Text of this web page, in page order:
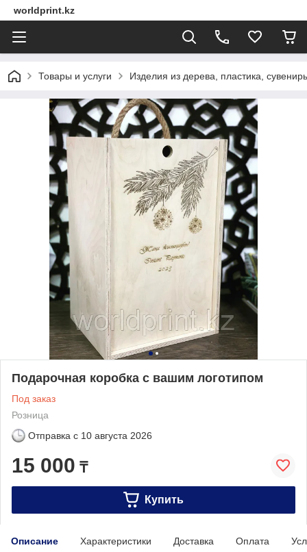
worldprint.kz
Товары и услуги Изделия из дерева, пластика,
Подарочная коробка с вашим логотипом
Под заказ
Розница
Отправка с 10 августа 2026
15 000 ₸
Купить
Описание Характеристики Доставка Оплата